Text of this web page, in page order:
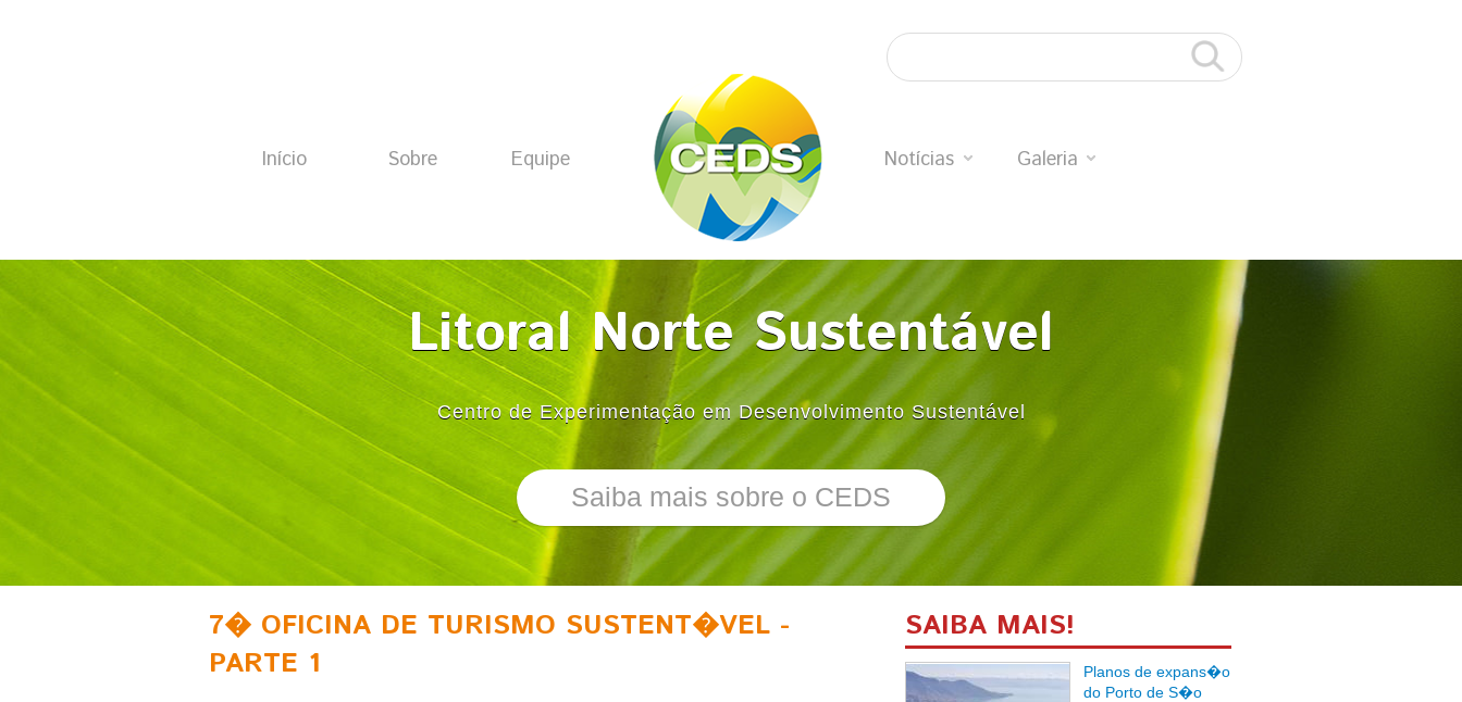
Início Sobre Equipe Notícias Galeria
Litoral Norte Sustentável
Centro de Experimentação em Desenvolvimento Sustentável
Saiba mais sobre o CEDS
7� OFICINA DE TURISMO SUSTENT�VEL -
PARTE 1
SAIBA MAIS!
Planos de expans�o
do Porto de S�o